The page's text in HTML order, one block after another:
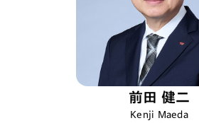
前田 健二
Kenji Maeda